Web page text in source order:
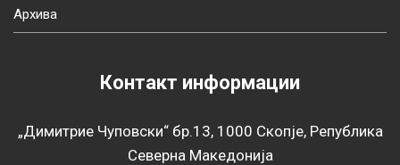
Архива
Контакт информации
„Димитрие Чуповски“ бр.13, 1000 Скопје, Република
Северна Македонија